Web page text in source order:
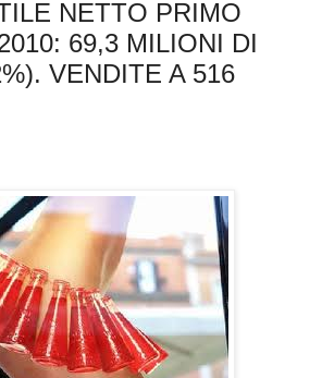
NETTO PRIMO
69,3 MILIONI DI
VENDITE A 516